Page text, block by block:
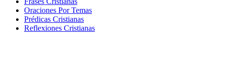
Oraciones Por Temas
Prédicas Cristianas
Reflexiones Cristianas